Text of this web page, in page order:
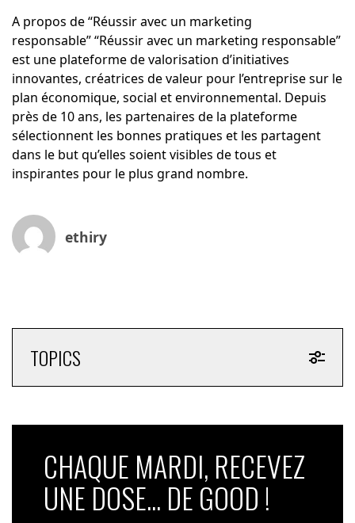
A propos de “Réussir avec un marketing
responsable”“Réussir avec un marketing responsable”
est une plateforme de valorisation d’initiatives
innovantes, créatrices de valeur pour l’entreprise sur le
plan économique, social et environnemental. Depuis
près de 10 ans, les partenaires de la plateforme
sélectionnent les bonnes pratiques et les partagent
dans le but qu’elles soient visibles de tous et
inspirantes pour le plus grand nombre.
ethiry
TOPICS
CHAQUE MARDI, RECEVEZ
UNE DOSE... DE GOOD !